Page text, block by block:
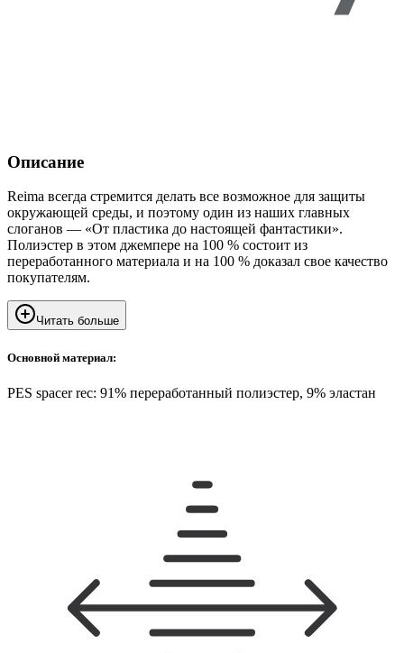
Описание
Reima всегда стремится делать все возможное для защиты
окружающей среды, и поэтому один из наших главных
слоганов — «От пластика до настоящей фантастики».
Полиэстер в этом джемпере на 100 % состоит из
переработанного материала и на 100 % доказал свое качество
покупателям.
Читать больше
Основной материал:
PES spacer rec: 91% переработанный полиэстер, 9% эластан